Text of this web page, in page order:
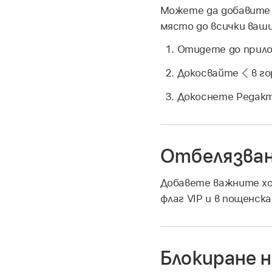
Можете да добавите
място до всички
Отидете до
Докосвайте
в
Докоснете
Добавете важните
флаг VIP и в
Блокиране